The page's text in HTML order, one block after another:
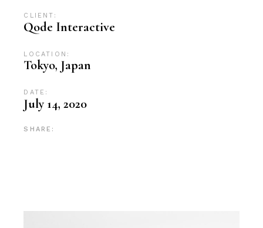
CLIENT:
Qode Interactive
LOCATION:
Tokyo, Japan
DATE:
July 14, 2020
SHARE: